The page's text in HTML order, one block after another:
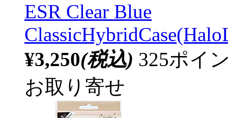
ESR Clear Blue
¥3,250(税込) 325ポイ
お取り寄せ